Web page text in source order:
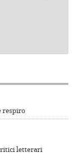
respiro
letterari